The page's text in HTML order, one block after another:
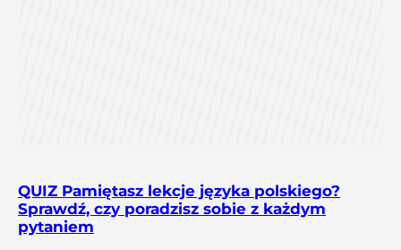
QUIZ Pamiętasz lekcje języka polskiego?
Sprawdź, czy poradzisz sobie z każdym
pytaniem